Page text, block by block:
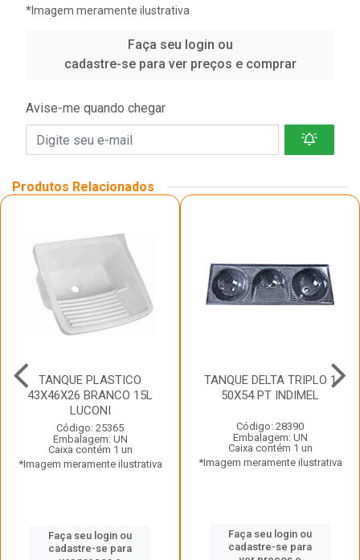
*Imagem meramente ilustrativa
Faça seu login ou
cadastre-se para ver preços e comprar
Avise-me quando chegar
Produtos Relacionados
TANQUE PLASTICO
43X46X26 BRANCO 15L
LUCONI
Código: 25365
Embalagem: UN
Caixa contém 1 un
*Imagem meramente ilustrativa
Faça seu login ou
cadastre-se para
TANQUE DELTA TRIPLO 1
50X54 PT INDIMEL
Código: 28390
Embalagem: UN
Caixa contém 1 un
*Imagem meramente ilustrativa
Faça seu login ou
cadastre-se para